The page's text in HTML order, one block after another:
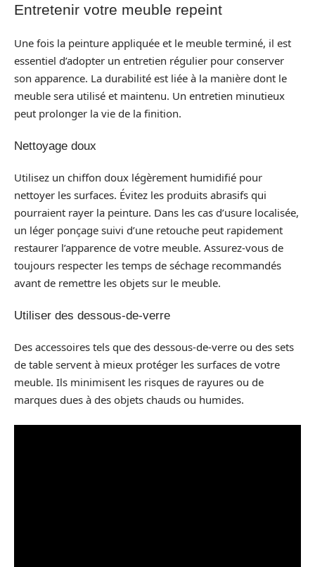
Entretenir votre meuble repeint
Une fois la peinture appliquée et le meuble terminé, il est
essentiel d’adopter un entretien régulier pour conserver
son apparence. La durabilité est liée à la manière dont le
meuble sera utilisé et maintenu. Un entretien minutieux
peut prolonger la vie de la finition.
Nettoyage doux
Utilisez un chiffon doux légèrement humidifié pour
nettoyer les surfaces. Évitez les produits abrasifs qui
pourraient rayer la peinture. Dans les cas d’usure localisée,
un léger ponçage suivi d’une retouche peut rapidement
restaurer l’apparence de votre meuble. Assurez-vous de
toujours respecter les temps de séchage recommandés
avant de remettre les objets sur le meuble.
Utiliser des dessous-de-verre
Des accessoires tels que des dessous-de-verre ou des sets
de table servent à mieux protéger les surfaces de votre
meuble. Ils minimisent les risques de rayures ou de
marques dues à des objets chauds ou humides.